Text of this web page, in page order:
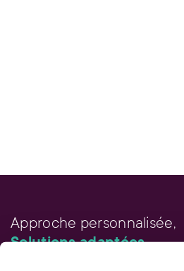
Approche personnalisée,
Solutions adaptées.